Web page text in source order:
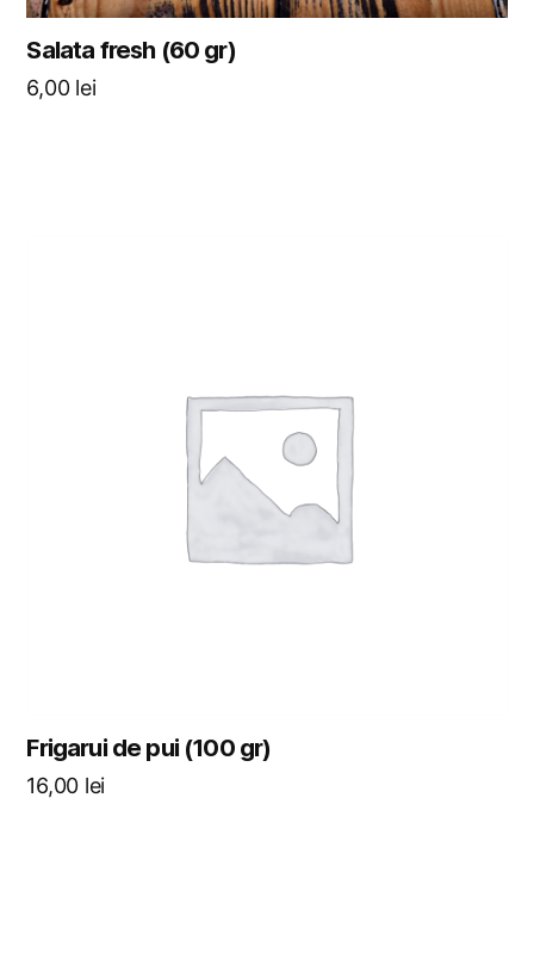
Salata fresh (60 gr)
6,00 lei
Frigarui de pui (100 gr)
16,00 lei